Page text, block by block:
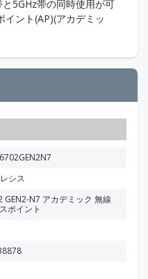
5GHz帯の同時使用が可
ント(AP)(アカデミッ
シス
GEN2-N7 アカデミック 無線
ポイント